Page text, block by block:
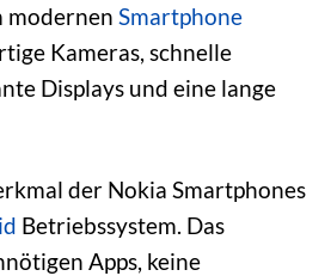
modernen Smartphone
Kameras, schnelle
Displays und eine lange
der Nokia Smartphones
Betriebssystem. Das
Apps, keine